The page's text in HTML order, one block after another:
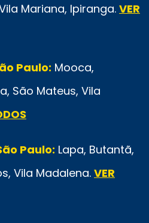
Mariana, Ipiranga. VER
Paulo: Mooca,
São Mateus, Vila
Paulo: Lapa, Butantã,
Vila Madalena. VER